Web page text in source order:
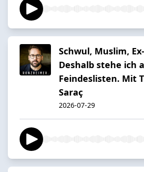
Schwul, Muslim,
Deshalb stehe ich
Feindeslisten. Mit
Saraç
2026-07-29